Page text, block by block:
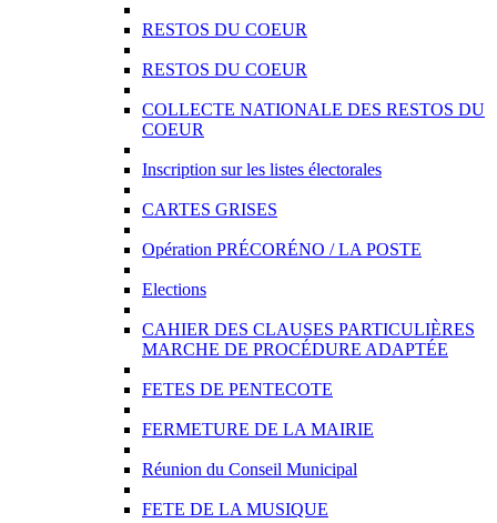
RESTOS DU COEUR
RESTOS DU COEUR
COLLECTE NATIONALE DES RESTOS DU
COEUR
Inscription sur les listes électorales
CARTES GRISES
Opération PRÉCORÉNO / LA POSTE
Elections
CAHIER DES CLAUSES PARTICULIÈRES
MARCHE DE PROCÉDURE ADAPTÉE
FETES DE PENTECOTE
FERMETURE DE LA MAIRIE
Réunion du Conseil Municipal
FETE DE LA MUSIQUE